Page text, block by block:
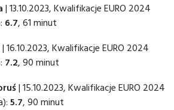
| 13.10.2023, Kwalifikacje EURO 2024
6.7, 61 minut
| 16.10.2023, Kwalifikacje EURO 2024
7.2, 90 minut
| 15.10.2023, Kwalifikacje EURO 2024
5.7, 90 minut